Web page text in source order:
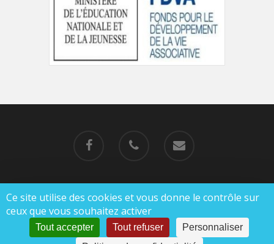
© 2019-2023 MJC de Charlieu |Mentions légales
|Politique de confidentialité
Ce site utilise des cookies et vous donne le contrôle sur
ceux que vous souhaitez activer
Tout accepter Tout refuser
Personnaliser